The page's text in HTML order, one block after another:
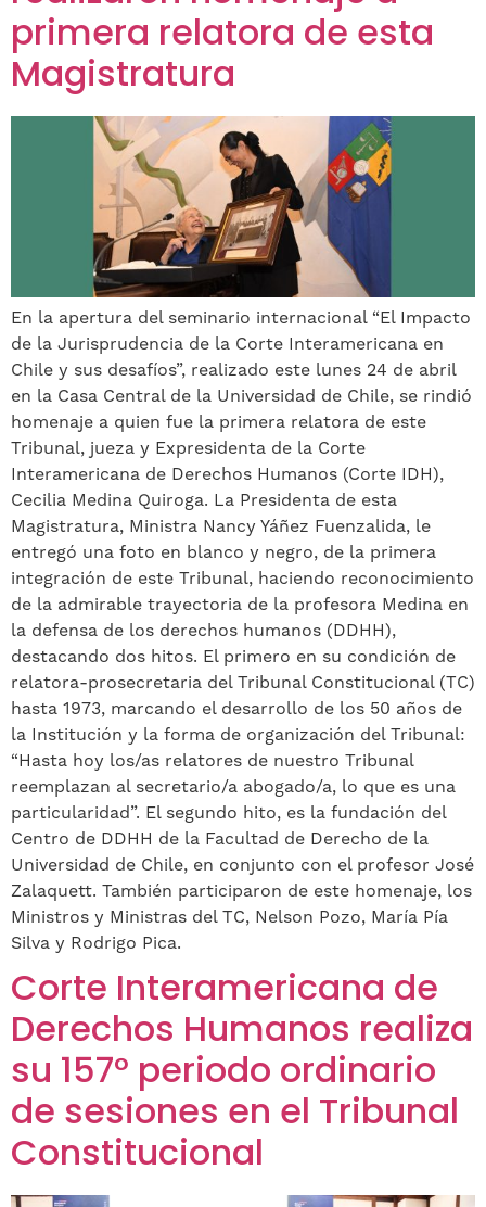
primera relatora de esta
Magistratura
En la apertura del seminario internacional “El Impacto
de la Jurisprudencia de la Corte Interamericana en
Chile y sus desafíos”, realizado este lunes 24 de abril
en la Casa Central de la Universidad de Chile, se rindió
homenaje a quien fue la primera relatora de este
Tribunal, jueza y Expresidenta de la Corte
Interamericana de Derechos Humanos (Corte IDH),
Cecilia Medina Quiroga. La Presidenta de esta
Magistratura, Ministra Nancy Yáñez Fuenzalida, le
entregó una foto en blanco y negro, de la primera
integración de este Tribunal, haciendo reconocimiento
de la admirable trayectoria de la profesora Medina en
la defensa de los derechos humanos (DDHH),
destacando dos hitos. El primero en su condición de
relatora-prosecretaria del Tribunal Constitucional (TC)
hasta 1973, marcando el desarrollo de los 50 años de
la Institución y la forma de organización del Tribunal:
“Hasta hoy los/as relatores de nuestro Tribunal
reemplazan al secretario/a abogado/a, lo que es una
particularidad”. El segundo hito, es la fundación del
Centro de DDHH de la Facultad de Derecho de la
Universidad de Chile, en conjunto con el profesor José
Zalaquett. También participaron de este homenaje, los
Ministros y Ministras del TC, Nelson Pozo, María Pía
Silva y Rodrigo Pica.
Corte Interamericana de
Derechos Humanos realiza
su 157° periodo ordinario
de sesiones en el Tribunal
Constitucional